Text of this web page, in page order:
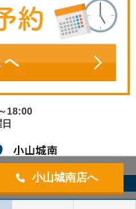
小山城南店へ
18:00
城南店